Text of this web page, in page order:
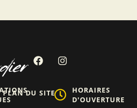
PLAN DU SITE
HORAIRES
D'OUVERTURE